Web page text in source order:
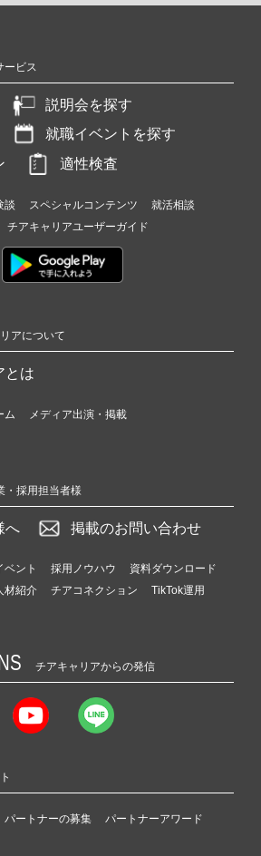
ービス
説明会を探す
就職イベントを探す
適性検査
談 スペシャルコンテンツ
就活相談
チアキャリアユーザーガイド
アについて
とは
ム
メディア出演・掲載
・採用担当者様
へ 掲載のお問い合わせ
ベント 採用ノウハウ
資料ダウンロード
材紹介 チアコネクション
TikTok運用
チアキャリアからの発信
パートナーの募集 パートナーアワード